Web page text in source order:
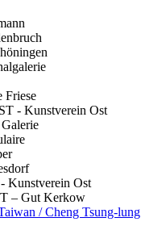
Friese
- Kunstverein Ost
Kunstverein Ost
– Gut Kerkow
/ Cheng Tsung-lung